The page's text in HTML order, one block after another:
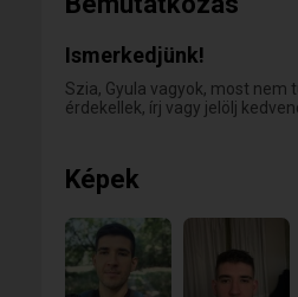
Ismerkedjünk!
Szia, Gyula vagyok, most nem
érdekellek, írj vagy jelölj
Képek